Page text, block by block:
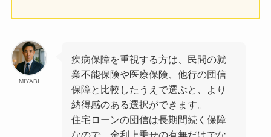
MIYABI
疾病保障を重視する方は、民間の就
業不能保険や医療保険、他行の団信
保障と比較したうえで選ぶと、より
納得感のある選択ができます。
住宅ローンの団信は長期間続く保障